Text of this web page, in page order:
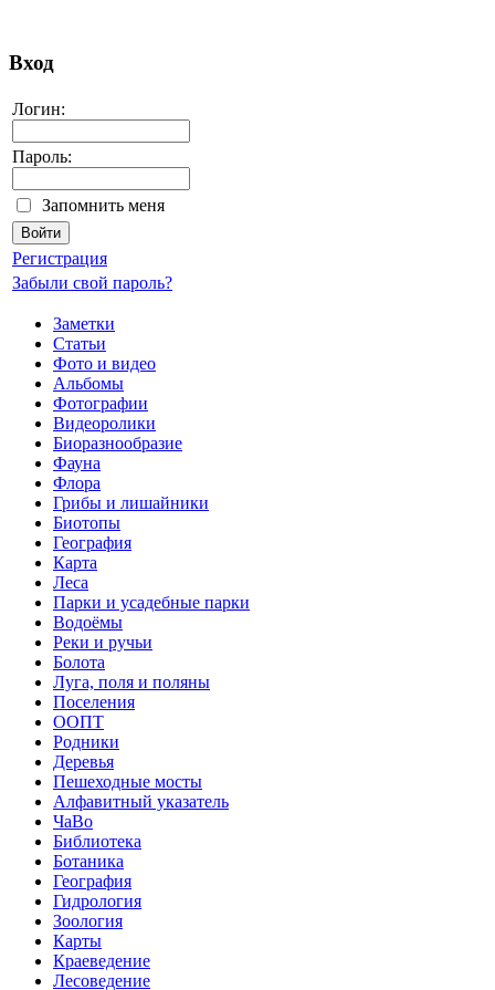
Вход
Логин:
Пароль:
Запомнить меня
Регистрация
Забыли свой пароль?
Заметки
Статьи
Фото и видео
Альбомы
Фотографии
Видеоролики
Биоразнообразие
Фауна
Флора
Грибы и лишайники
Биотопы
География
Карта
Леса
Парки и усадебные парки
Водоёмы
Реки и ручьи
Болота
Луга, поля и поляны
Поселения
ООПТ
Родники
Деревья
Пешеходные мосты
Алфавитный указатель
ЧаВо
Библиотека
Ботаника
География
Гидрология
Зоология
Карты
Краеведение
Лесоведение